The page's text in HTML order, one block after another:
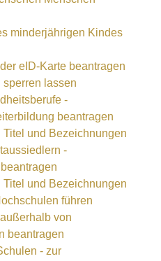
minderjährigen Kindes
eID-Karte beantragen
lassen
-
beantragen
und Bezeichnungen
-
und Bezeichnungen
führen
von
beantragen
- zur